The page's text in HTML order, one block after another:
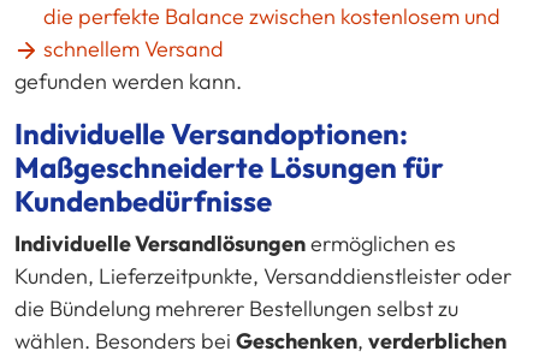
die perfekte Balance zwischen kostenlosem und
schnellem Versand
gefunden werden kann.
Individuelle Versandoptionen:
Maßgeschneiderte Lösungen für
Kundenbedürfnisse
Individuelle Versandlösungenermöglichen es
Kunden, Lieferzeitpunkte, Versanddienstleister oder
die Bündelung mehrerer Bestellungen selbst zu
wählen. Besonders bei Geschenken, verderblichen